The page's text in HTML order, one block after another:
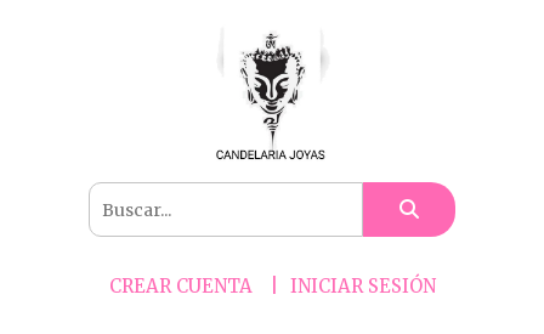
CREAR CUENTA INICIAR SESIÓN